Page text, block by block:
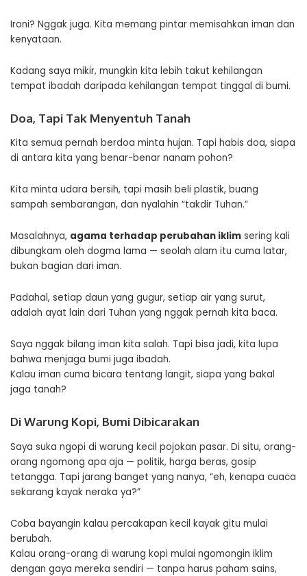
Ironi? Nggak juga. Kita memang pintar memisahkan iman dan
kenyataan.
Kadang saya mikir, mungkin kita lebih takut kehilangan
tempat ibadah daripada kehilangan tempat tinggal di bumi.
Doa, Tapi Tak Menyentuh Tanah
Kita semua pernah berdoa minta hujan. Tapi habis doa, siapa
di antara kita yang benar-benar nanam pohon?
Kita minta udara bersih, tapi masih beli plastik, buang
sampah sembarangan, dan nyalahin “takdir Tuhan.”
Masalahnya, agama terhadap perubahan iklim sering kali
dibungkam oleh dogma lama — seolah alam itu cuma latar,
bukan bagian dari iman.
Padahal, setiap daun yang gugur, setiap air yang surut,
adalah ayat lain dari Tuhan yang nggak pernah kita baca.
Saya nggak bilang iman kita salah. Tapi bisa jadi, kita lupa
bahwa menjaga bumi juga ibadah.
Kalau iman cuma bicara tentang langit, siapa yang bakal
jaga tanah?
Di Warung Kopi, Bumi Dibicarakan
Saya suka ngopi di warung kecil pojokan pasar. Di situ, orang-
orang ngomong apa aja — politik, harga beras, gosip
tetangga. Tapi jarang banget yang nanya, “eh, kenapa cuaca
sekarang kayak neraka ya?”
Coba bayangin kalau percakapan kecil kayak gitu mulai
berubah.
Kalau orang-orang di warung kopi mulai ngomongin iklim
dengan gaya mereka sendiri — tanpa harus paham sains,